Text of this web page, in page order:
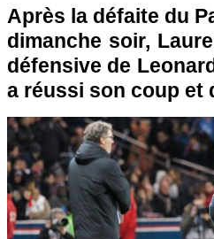
Après la défaite du
dimanche soir,
défensive de
a réussi son coup et